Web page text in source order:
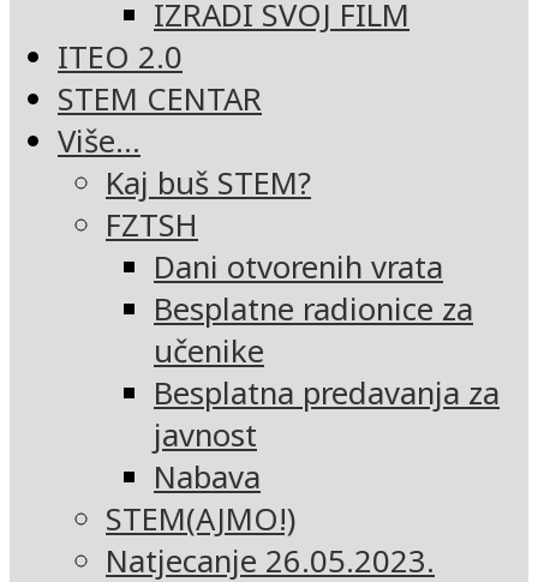
IZRADI SVOJ FILM
ITEO 2.0
STEM CENTAR
Više…
Kaj buš STEM?
FZTSH
Dani otvorenih vrata
Besplatne radionice za
učenike
Besplatna predavanja za
javnost
Nabava
STEM(AJMO!)
Natjecanje 26.05.2023.